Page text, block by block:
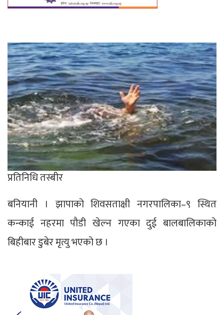
प्रतिनिधि तस्बीर
बनियानी । झापाको शिवसताक्षी नगरपालिका–९ स्थित
कन्काई नहरमा पौडी खेल्न गएका दुई बालबालिकाको
बिहीबार डुबेर मृत्यु भएको छ ।